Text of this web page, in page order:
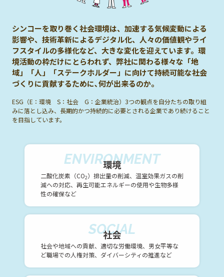
シンコーを取り巻く社会環境は、加速する気候変動による
影響や、技術革新によるデジタル化、人々の価値観やライ
フスタイルの多様化など、大きな変化を迎えています。環
境活動の枠だけにとらわれず、弊社に関わる様々な「地
域」「人」「ステークホルダー」に向けて持続可能な社会
づくりに貢献するために､何が出来るのか。
ESG（E：環境 S：社会 G：企業統治）3つの観点を自分たちの取り組
みに落とし込み、長期的かつ持続的に必要とされる企業であり続けること
を目指しています。
ENVIRONMENT
環境
二酸化炭素（CO2）排出量の削減、温室効果ガスの削
減への対応、再生可能エネルギーの使用や生物多様
性の確保など
SOCIAL
社会
社会や地域への貢献、適切な労働環境、男女平等な
ど職場での人権対策、ダイバーシティの推進など